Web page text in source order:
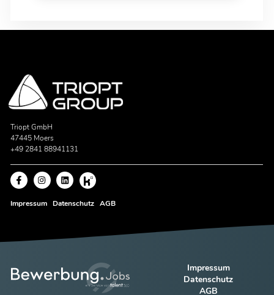
Triopt GmbH
47445 Moers
+49 2841 88941131
Impressum Datenschutz AGB
Impressum
Datenschutz
AGB